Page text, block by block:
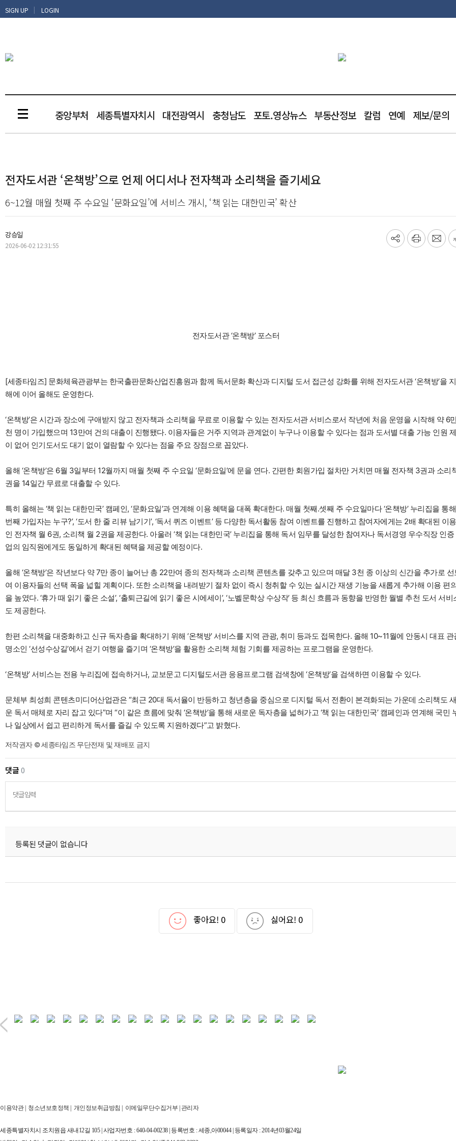
SIGN UP | LOGIN
중앙부처 세종특별자치시 대전광역시 충청남도 포토.영상뉴스 부동산정보 칼럼 연예 제보/문의
전자도서관 ‘온책방’으로 언제 어디서나 전자책과 소리책을 즐기세요
6~12월 매월 첫째 주 수요일 ‘문화요일’에 서비스 개시, ‘책 읽는 대한민국’ 확산
강승일
2026-06-02 12:31:55
기
프
메
전자도서관 ‘온책방’ 포스터
[세종타임즈] 문화체육관광부는 한국출판문화산업진흥원과 함께 독서문화 확산과 디지털 도서 접근성 강화를 위해 전자도서관 ‘온책방’을
해에 이어 올해도 운영한다.
‘온책방’은 시간과 장소에 구애받지 않고 전자책과 소리책을 무료로 이용할 수 있는 전자도서관 서비스로서 작년에 처음 운영을 시작해 약 6
천 명이 가입했으며 13만여 건의 대출이 진행됐다. 이용자들은 거주 지역과 관계없이 누구나 이용할 수 있다는 점과 도서별 대출 가능 인원
이 없어 인기도서도 대기 없이 열람할 수 있다는 점을 주요 장점으로 꼽았다.
올해 ‘온책방’은 6월 3일부터 12월까지 매월 첫째 주 수요일 ‘문화요일’에 문을 연다. 간편한 회원가입 절차만 거치면 매월 전자책 3권과 소리
권을 14일간 무료로 대출할 수 있다.
특히 올해는 ‘책 읽는 대한민국’ 캠페인, ‘문화요일’과 연계해 이용 혜택을 대폭 확대한다. 매월 첫째․셋째 주 수요일마다 ‘온책방’ 누리집을 통해
번째 가입자는 누구?’, ‘도서 한 줄 리뷰 남기기’, ‘독서 퀴즈 이벤트’ 등 다양한 독서활동 참여 이벤트를 진행하고 참여자에게는 2배 확대된 이
인 전자책 월 6권, 소리책 월 2권을 제공한다. 아울러 ‘책 읽는 대한민국’ 누리집을 통해 독서 임무를 달성한 참여자나 독서경영 우수직장 인증
업의 임직원에게도 동일하게 확대된 혜택을 제공할 예정이다.
올해 ‘온책방’은 작년보다 약 7만 종이 늘어난 총 22만여 종의 전자책과 소리책 콘텐츠를 갖추고 있으며 매달 3천 종 이상의 신간을 추가로 선
여 이용자들의 선택 폭을 넓힐 계획이다. 또한 소리책을 내려받기 절차 없이 즉시 청취할 수 있는 실시간 재생 기능을 새롭게 추가해 이용 편
을 높였다. ‘휴가 때 읽기 좋은 소설’, ‘출퇴근길에 읽기 좋은 시에세이’, ‘노벨문학상 수상작’ 등 최신 흐름과 동향을 반영한 월별 추천 도서 서비
도 제공한다.
한편 소리책을 대중화하고 신규 독자층을 확대하기 위해 ‘온책방’ 서비스를 지역 관광, 취미 등과도 접목한다. 올해 10~11월에 안동시 대표 관
명소인 ‘선성수상길’에서 걷기 여행을 즐기며 ‘온책방’을 활용한 소리책 체험 기회를 제공하는 프로그램을 운영한다.
‘온책방’ 서비스는 전용 누리집에 접속하거나, 교보문고 디지털도서관 응용프로그램 검색창에 ‘온책방’을 검색하면 이용할 수 있다.
문체부 최성희 콘텐츠미디어산업관은 “최근 20대 독서율이 반등하고 청년층을 중심으로 디지털 독서 전환이 본격화되는 가운데 소리책도
운 독서 매체로 자리 잡고 있다”며 “이 같은 흐름에 맞춰 ‘온책방’을 통해 새로운 독자층을 넓혀가고 ‘책 읽는 대한민국’ 캠페인과 연계해 국민
나 일상에서 쉽고 편리하게 독서를 즐길 수 있도록 지원하겠다”고 밝혔다.
저작권자 © 세종타임즈 무단전재 및 재배포 금지
댓글0
댓글입력
등록된 댓글이 없습니다
좋아요! 0 싫어요! 0
이용약관| 청소년보호정책 | 개인정보취급방침 | 이메일무단수집거부 | 관리자
세종특별자치시 조치원읍 새내12길 105 | 사업자번호 : 640-04-00238 | 등록번호 : 세종,아00044 | 등록일자 : 2014년03월24일